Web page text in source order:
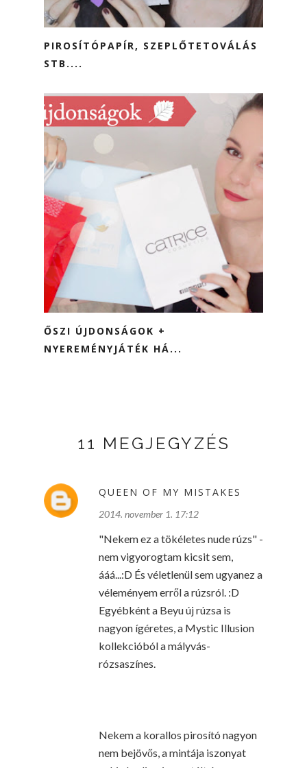
PIROSÍTÓPAPÍR, SZEPLŐTETOVÁLÁS
STB....
ŐSZI ÚJDONSÁGOK +
NYEREMÉNYJÁTÉK HÁ...
11 MEGJEGYZÉS
QUEEN OF MY MISTAKES
2014. november 1. 17:12
"Nekem ez a tökéletes nude rúzs" -
nem vigyorogtam kicsit sem,
ááá...:D És véletlenül sem ugyanez a
véleményem erről a rúzsról. :D
Egyébként a Beyu új rúzsa is
nagyon ígéretes, a Mystic Illusion
kollekcióból a mályvás-
rózsaszínes.
Nekem a korallos pirosító nagyon
nem bejövős, a mintája iszonyat